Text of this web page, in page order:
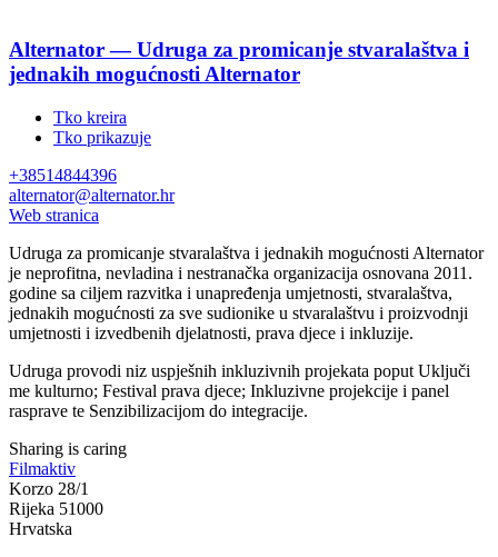
Alternator — Udruga za promicanje stvaralaštva i
jednakih mogućnosti Alternator
Tko kreira
Tko prikazuje
+38514844396
alternator@alternator.hr
Web stranica
Udruga za promicanje stvaralaštva i jednakih mogućnosti Alternator
je neprofitna, nevladina i nestranačka organizacija osnovana 2011.
godine sa ciljem razvitka i unapređenja umjetnosti, stvaralaštva,
jednakih mogućnosti za sve sudionike u stvaralaštvu i proizvodnji
umjetnosti i izvedbenih djelatnosti, prava djece i inkluzije.
Udruga provodi niz uspješnih inkluzivnih projekata poput Uključi
me kulturno; Festival prava djece; Inkluzivne projekcije i panel
rasprave te Senzibilizacijom do integracije.
Sharing is caring
Filmaktiv
Korzo 28/1
Rijeka 51000
Hrvatska